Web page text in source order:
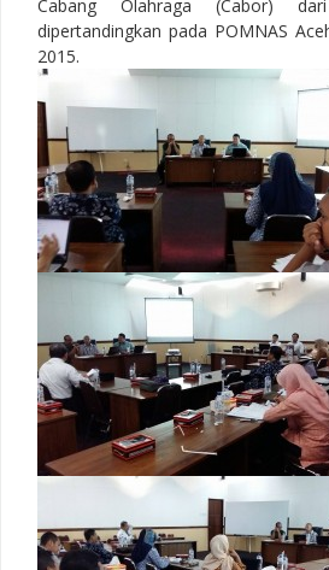
Cabang Olahraga (Cabor)
dipertandingkan pada POMNAS
2015.